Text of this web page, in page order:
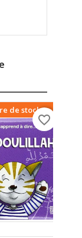
de stock
favorite_border